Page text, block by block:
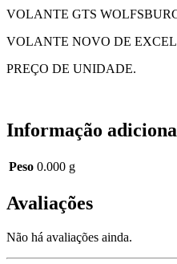
VOLANTE GTS
VOLANTE NOVO DE
PREÇO DE UNIDADE.
Informação
Peso 0.000 g
Avaliações
Não há avaliações ainda.